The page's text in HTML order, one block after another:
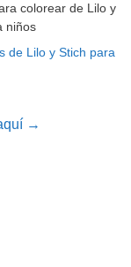
colorear de Lilo y
niños
de Lilo y Stich para
→